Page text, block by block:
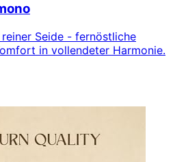
Seide - fernöstliche
in vollendeter Harmonie.